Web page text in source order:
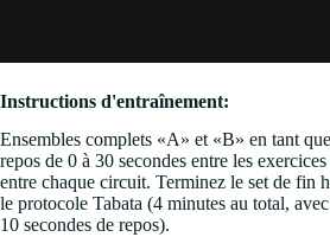
Instructions d'entraînement:
Ensembles complets «A» et «B» en tant
repos de 0 à 30 secondes entre les
entre chaque circuit. Terminez le set de fin
le protocole Tabata (4 minutes au total,
10 secondes de repos).